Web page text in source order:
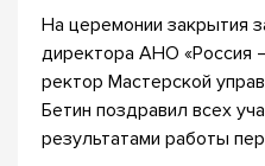
На церемонии закрытия
директора АНО «Россия
ректор Мастерской
Бетин поздравил всех
результатами работы